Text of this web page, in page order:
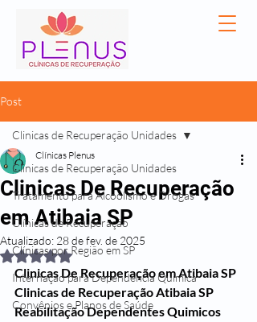
Post
Clinicas de Recuperação Unidades
Tratamento para Alcoolismo e Drogas
Clínicas de Recuperação
Clínicas por Região em SP
Internação para Dependência Química
Convênios e Planos de Saúde
Clinicas de Recuperação Unidades
Clinicas De Recuperação
em Atibaia SP
Clínicas Plenus
Atualizado: 28 de fev. de 2025
Avaliado com NaN de 5 estrelas.
Clinicas De Recuperação em Atibaia SP
Clinicas de Recuperação Atibaia SP
Reabilitação Dependentes Quimicos